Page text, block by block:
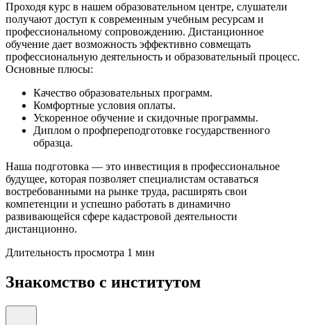
Проходя курс в нашем образовательном центре, слушатели
получают доступ к современным учебным ресурсам и
профессиональному сопровождению. Дистанционное
обучение дает возможность эффективно совмещать
профессиональную деятельность и образовательный процесс.
Основные плюсы:
Качество образовательных программ.
Комфортные условия оплаты.
Ускоренное обучение и скидочные программы.
Диплом о профпереподготовке государственного
образца.
Наша подготовка — это инвестиция в профессиональное
будущее, которая позволяет специалистам оставаться
востребованными на рынке труда, расширять свои
компетенции и успешно работать в динамично
развивающейся сфере кадастровой деятельности
дистанционно.
Длительность просмотра 1 мин
Знакомство с институтом